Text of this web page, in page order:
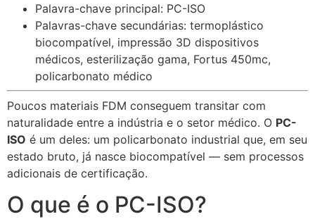
Palavra-chave principal: PC-ISO
Palavras-chave secundárias: termoplástico
biocompatível, impressão 3D dispositivos
médicos, esterilização gama, Fortus 450mc,
policarbonato médico
Poucos materiais FDM conseguem transitar com
naturalidade entre a indústria e o setor médico. O PC-
ISO é um deles: um policarbonato industrial que, em seu
estado bruto, já nasce biocompatível — sem processos
adicionais de certificação.
O que é o PC-ISO?